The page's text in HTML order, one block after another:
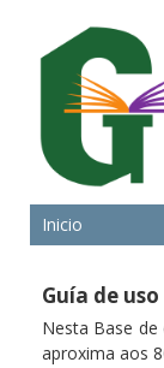
Inicio
Guía de uso
Nesta Base
aproxima aos